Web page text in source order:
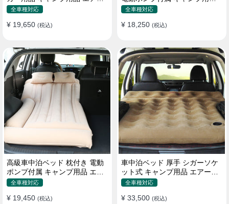
ベッド SUV車 普通車適用
全車種対応
¥ 19,650 (税込)
全車種対応
¥ 18,250 (税込)
高級車中泊ベッド 枕付き 電動
ポンプ付属 キャンプ用品 エア
ーベッド 普通車 SUV
全車種対応
¥ 19,450 (税込)
車中泊ベッド 厚手 シガーソケ
ット式 キャンプ用品 エアーベ
ッド 収納袋付き 普通車 SUV適
全車種対応
¥ 33,500 (税込)